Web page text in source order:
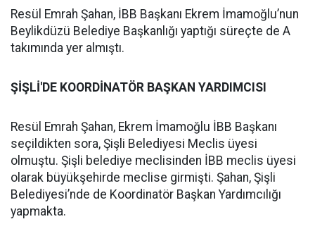
Resül Emrah Şahan, İBB Başkanı Ekrem İmamoğlu’nun
Beylikdüzü Belediye Başkanlığı yaptığı süreçte de A
takımında yer almıştı.
ŞİŞLİ'DE KOORDİNATÖR BAŞKAN YARDIMCISI
Resül Emrah Şahan, Ekrem İmamoğlu İBB Başkanı
seçildikten sora, Şişli Belediyesi Meclis üyesi
olmuştu. Şişli belediye meclisinden İBB meclis üyesi
olarak büyükşehirde meclise girmişti. Şahan, Şişli
Belediyesi’nde de Koordinatör Başkan Yardımcılığı
yapmakta.